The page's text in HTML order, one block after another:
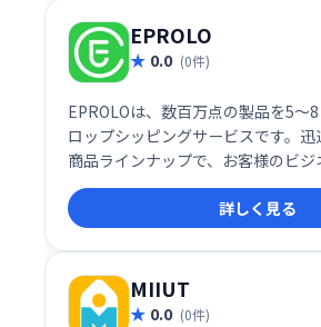
EPROLO
0.0 (0件)
EPROLOは、数百万点の製品を5～
ロップシッピングサービスです。
商品ラインナップで、お客様のビ
売上拡大をサポートします。 手軽
プシッピングで、新たなビジネスチ
ょう。
詳しく見る
MIIUT
0.0 (0件)